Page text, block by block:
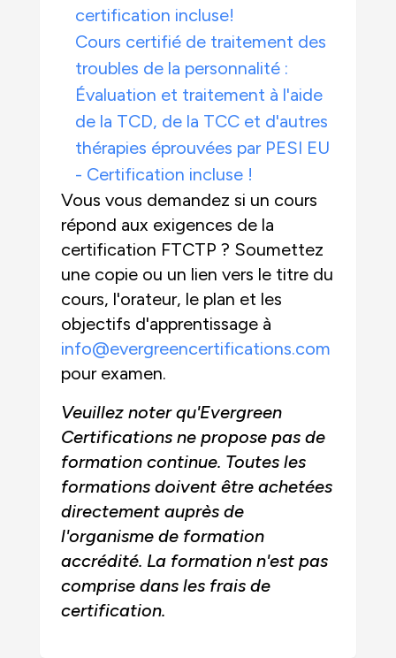
certification incluse!
Cours certifié de traitement des
troubles de la personnalité :
Évaluation et traitement à l'aide
de la TCD, de la TCC et d'autres
thérapies éprouvées par PESI EU
- Certification incluse !
Vous vous demandez si un cours
répond aux exigences de la
certification FTCTP ? Soumettez
une copie ou un lien vers le titre du
cours, l'orateur, le plan et les
objectifs d'apprentissage à
info@evergreencertifications.com
pour examen.
Veuillez noter qu'Evergreen
Certifications ne propose pas de
formation continue. Toutes les
formations doivent être achetées
directement auprès de
l'organisme de formation
accrédité. La formation n'est pas
comprise dans les frais de
certification.